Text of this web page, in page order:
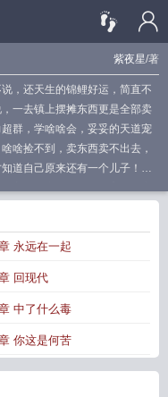
紫夜星/著
，还天生的锦鲤好运，简直不
一去镇上摆摊东西更是全部卖
群，学啥啥会，妥妥的天道宠
啥捡不到，卖东西卖不出去，
道自己原来还有一个儿子！而
宝 神医娘亲太腹黑
妈咪她又甜又爆
一胎三宝团宠娘亲又掉马甲
娘亲有点田紫夜星
什么时候更新
亲不好惹2044集
永远在一起
回现代
中了什么毒
你这是何苦